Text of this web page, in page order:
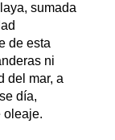
sumada
de esta
ni
del mar, a
día,
oleaje.